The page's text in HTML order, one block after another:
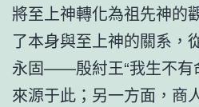
將至上神轉化為祖先神的
了本身與至上神的關系，
永固——殷紂王“我生不有
來源于此；另一方面，商